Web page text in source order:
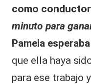
como
minuto para
Pamela
que ella haya
para ese trabajo